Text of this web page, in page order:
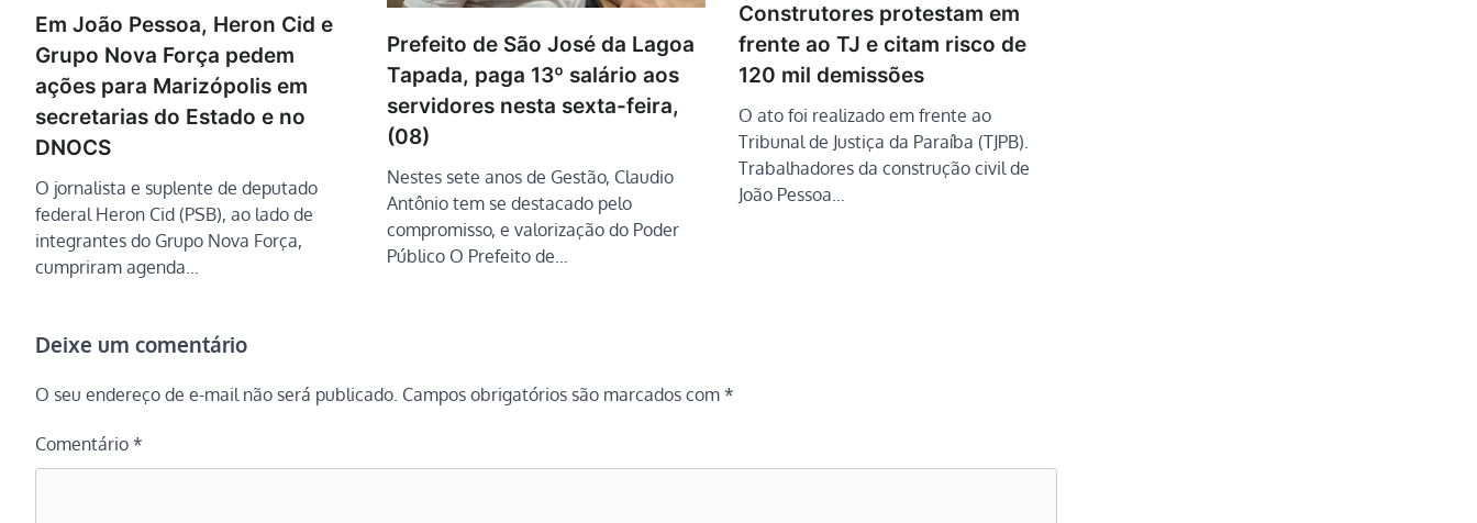
Em João Pessoa, Heron Cid e
Grupo Nova Força pedem
ações para Marizópolis em
secretarias do Estado e no
DNOCS
O jornalista e suplente de deputado
federal Heron Cid (PSB), ao lado de
integrantes do Grupo Nova Força,
cumpriram agenda…
Prefeito de São José da Lagoa
Tapada, paga 13º salário aos
servidores nesta sexta-feira,
(08)
Nestes sete anos de Gestão, Claudio
Antônio tem se destacado pelo
compromisso, e valorização do Poder
Público O Prefeito de…
Construtores protestam em
frente ao TJ e citam risco de
120 mil demissões
O ato foi realizado em frente ao
Tribunal de Justiça da Paraíba (TJPB).
Trabalhadores da construção civil de
João Pessoa…
Deixe um comentário
O seu endereço de e-mail não será publicado. Campos obrigatórios são marcados com *
Comentário *